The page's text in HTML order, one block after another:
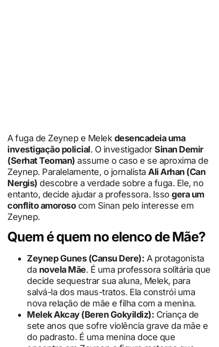
A fuga de Zeynep e Melek desencadeia uma
investigação policial. O investigadorSinan Demir
(Serhat Teoman) assume o caso e se aproxima de
Zeynep. Paralelamente, o jornalista Ali Arhan (Can
Nergis) descobre a verdade sobre a fuga. Ele, no
entanto, decide ajudar a professora. Isso gera um
conflito amorosocom Sinan pelo interesse em
Zeynep.
Quem é quem no elenco de Mãe?
Zeynep Gunes (Cansu Dere): A protagonista
da novela Mãe. É uma professora solitária que
decide sequestrar sua aluna, Melek, para
salvá-la dos maus-tratos. Ela constrói uma
nova relação de mãe e filha com a menina.
Melek Akcay (Beren Gokyildiz): Criança de
sete anos que sofre violência grave da mãe e
do padrasto. É uma menina doce que